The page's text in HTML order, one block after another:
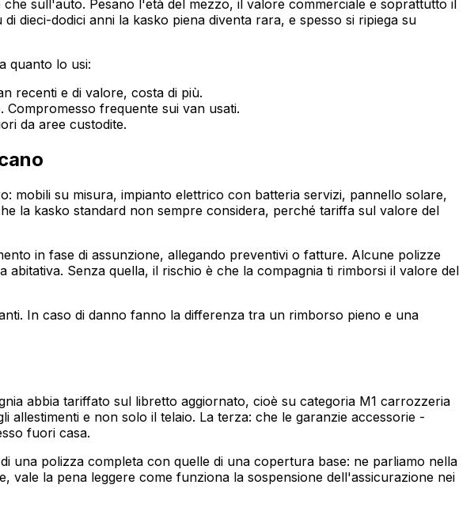
sull'auto. Pesano l'età del mezzo, il valore commerciale e soprattutto il
dieci-dodici anni la kasko piena diventa rara, e spesso si ripiega su
quanto lo usi:
recenti e di valore, costa di più.
frequente sui van usati.
da aree custodite.
mobili su misura, impianto elettrico con batteria servizi, pannello solare,
la kasko standard non sempre considera, perché tariffa sul valore del
in fase di assunzione, allegando preventivi o fatture. Alcune polizze
Senza quella, il rischio è che la compagnia ti rimborsi il valore del
In caso di danno fanno la differenza tra un rimborso pieno e una
abbia tariffato sul libretto aggiornato, cioè su categoria M1 carrozzeria
e non solo il telaio. La terza: che le garanzie accessorie -
fuori casa.
polizza completa con quelle di una copertura base: ne parliamo nella
la pena leggere come funziona la sospensione dell'assicurazione nei